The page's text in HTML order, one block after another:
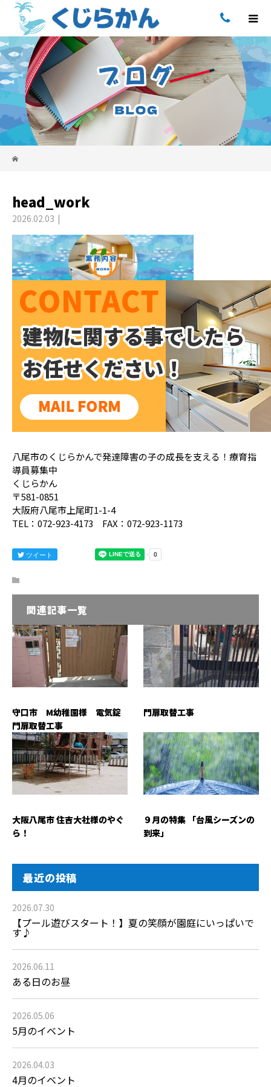
head_work
2026.02.03
八尾市のくじらかんで発達障害の子の成長を支える！療育指
導員募集中
くじらかん
〒581-0851
大阪府八尾市上尾町1-1-4
TEL：072-923-4173 FAX：072-923-1173
ツイート
関連記事一覧
守口市 M幼稚園様 電気錠
門扉取替工事
門扉取替工事
大阪八尾市 住吉大社様のやぐ
ら！
９月の特集 「台風シーズンの
到来」
最近の投稿
2026.07.30
【プール遊びスタート！】夏の笑顔が園庭にいっぱいで
す♪
2026.06.11
ある日のお昼
2026.05.06
5月のイベント
2026.04.03
4月のイベント